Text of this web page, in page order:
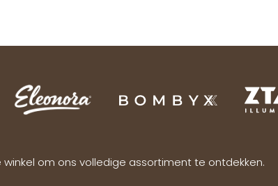
om ons volledige assortiment te ontdekken.